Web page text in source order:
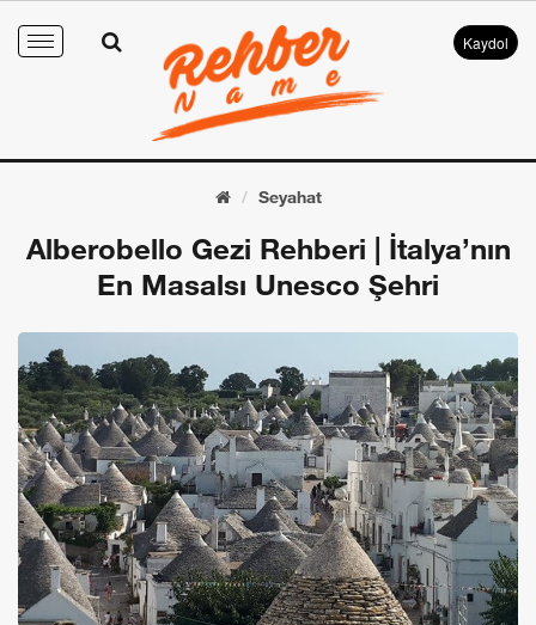
Toggle
Kaydol
Seyahat
Alberobello Gezi Rehberi | İtalya’nın
En Masalsı Unesco Şehri